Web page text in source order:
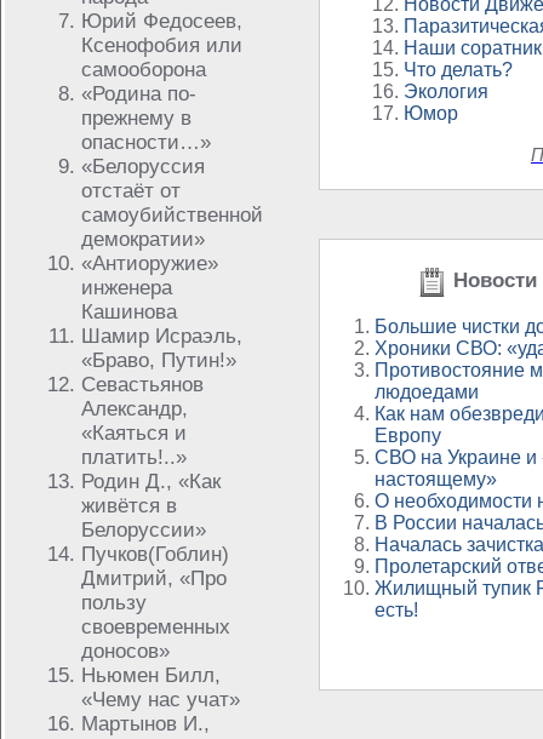
Юрий Федосеев,
Ксенофобия или
самооборона
«Родина по-
прежнему в
опасности…»
«Белоруссия
отстаёт от
самоубийственной
демократии»
«Антиоружие»
инженера
Кашинова
Шамир Исраэль,
«Браво, Путин!»
Севастьянов
Александр,
«Каяться и
платить!..»
Родин Д., «Как
живётся в
Белоруссии»
Пучков(Гоблин)
Дмитрий, «Про
пользу
своевременных
доносов»
Ньюмен Билл,
«Чему нас учат»
Мартынов И.,
Новости
Наши
Что делать?
Экология
Юмор
Новости
Большие чистки
Хроники СВО:
Противостояние
людоедами
Как нам
Европу
СВО на Украине и
настоящему»
О необходимости
В России
Началась
Пролетарский
Жилищный тупик
есть!